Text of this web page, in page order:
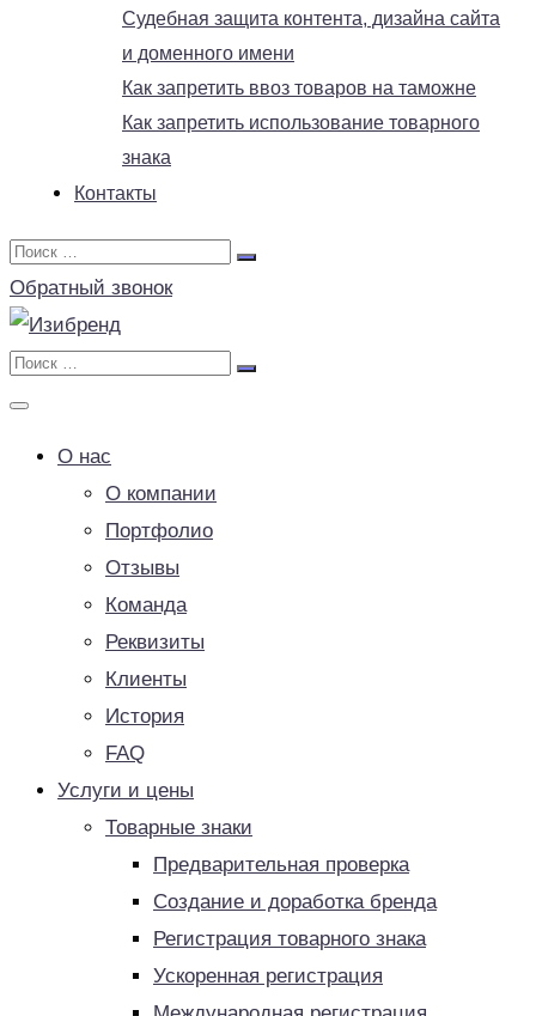
Судебная защита контента, дизайна сайта
и доменного имени
Как запретить ввоз товаров на таможне
Как запретить использование товарного
знака
Контакты
Обратный звонок
О нас
О компании
Портфолио
Отзывы
Команда
Реквизиты
Клиенты
История
FAQ
Услуги и цены
Товарные знаки
Предварительная проверка
Создание и доработка бренда
Регистрация товарного знака
Ускоренная регистрация